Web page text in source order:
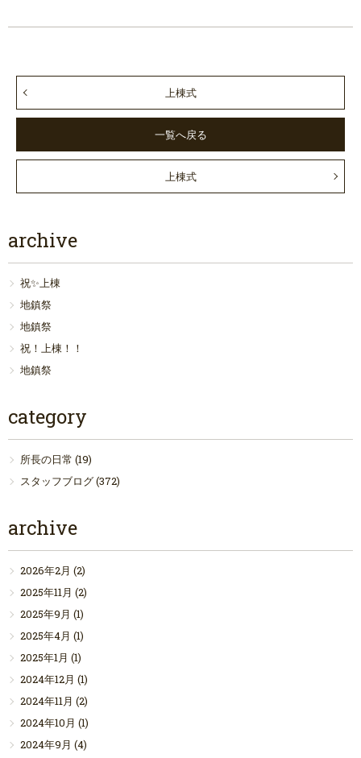
上棟式
一覧へ戻る
上棟式
archive
祝✨上棟
地鎮祭
地鎮祭
祝！上棟！！
地鎮祭
category
所長の日常 (19)
スタッフブログ(372)
archive
2026年2月 (2)
2025年11月 (2)
2025年9月 (1)
2025年4月 (1)
2025年1月 (1)
2024年12月 (1)
2024年11月 (2)
2024年10月 (1)
2024年9月 (4)